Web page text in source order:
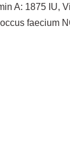
A: 1875 IU,
faecium